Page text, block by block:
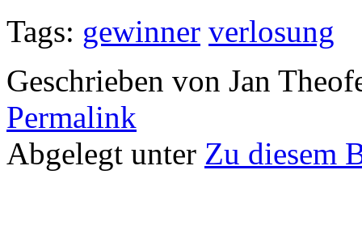
Tags: gewinner verlosung
Geschrieben von Jan
Permalink
Abgelegt unter Zu diesem